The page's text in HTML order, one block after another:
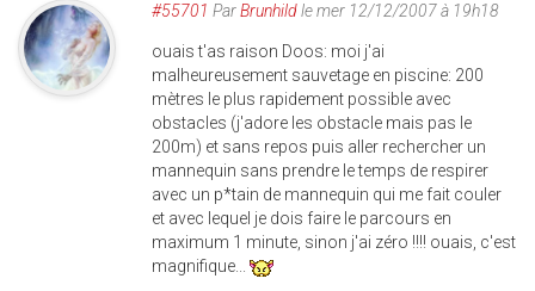
#55701 ParBrunhildle mer 12/12/2007 à 19h18
ouais t'as raison Doos: moi j'ai
malheureusement sauvetage en piscine: 200
mètres le plus rapidement possible avec
obstacles (j'adore les obstacle mais pas le
200m) et sans repos puis aller rechercher un
mannequin sans prendre le temps de respirer
avec un p*tain de mannequin qui me fait couler
et avec lequel je dois faire le parcours en
maximum 1 minute, sinon j'ai zéro !!!! ouais, c'est
magnifique...